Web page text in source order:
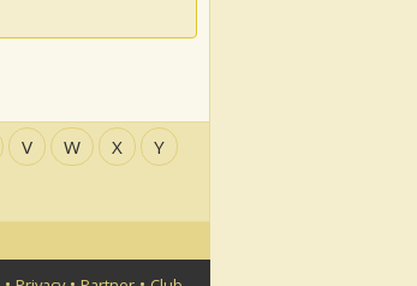
V W X Y